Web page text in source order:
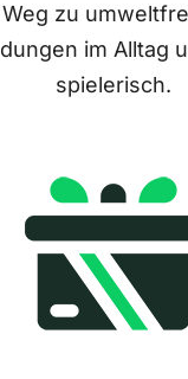
zu
im Alltag
spielerisch.